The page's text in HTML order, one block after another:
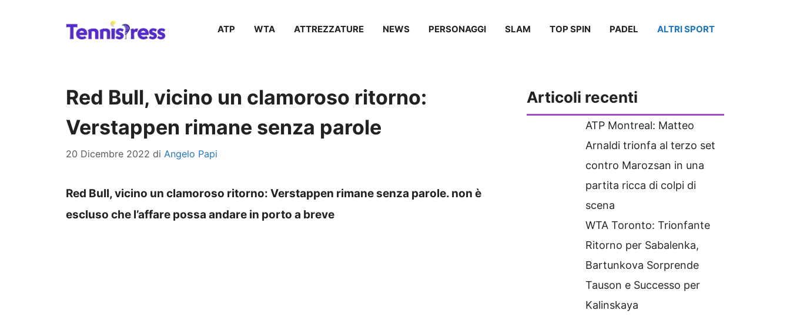
ATP WTA ATTREZZATURE NEWS PERSONAGGI SLAM TOP SPIN PADEL ALTRI SPORT
Red Bull, vicino un clamoroso ritorno:
Verstappen rimane senza parole
20 Dicembre 2022 di Angelo Papi
Red Bull, vicino un clamoroso ritorno: Verstappen rimane senza parole. non è
escluso che l’affare possa andare in porto a breve
Articoli recenti
ATP Montreal: Matteo
Arnaldi trionfa al terzo set
contro Marozsan in una
partita ricca di colpi di
scena
WTA Toronto: Trionfante
Ritorno per Sabalenka,
Bartunkova Sorprende
Tauson e Successo per
Kalinskaya